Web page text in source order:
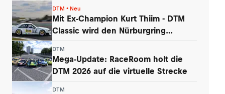
DTM • Neu
Mit Ex-Champion Kurt Thiim - DTM
Classic wird den Nürburgring
DTM
Mega-Update: RaceRoom holt die
DTM 2026 auf die virtuelle Strecke
DTM